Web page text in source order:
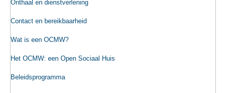
Onthaal en dienstverlening
Contact en bereikbaarheid
Wat is een OCMW?
Het OCMW: een Open Sociaal Huis
Beleidsprogramma